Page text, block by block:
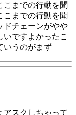
こまでの行動を聞
こまでの行動を聞
ドチェーンがやや
ですよかったこ
いうのがまず
アスクしちゃって